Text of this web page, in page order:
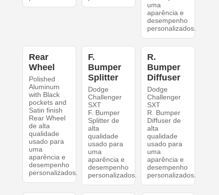
uma
aparência e
desempenho
personalizados.
Rear
Wheel
Polished
Aluminum
with Black
pockets and
Satin finish
Rear Wheel
de alta
qualidade
usado para
uma
aparência e
desempenho
personalizados.
F.
Bumper
Splitter
Dodge
Challenger
SXT
F. Bumper
Splitter de
alta
qualidade
usado para
uma
aparência e
desempenho
personalizados.
R.
Bumper
Diffuser
Dodge
Challenger
SXT
R. Bumper
Diffuser de
alta
qualidade
usado para
uma
aparência e
desempenho
personalizados.